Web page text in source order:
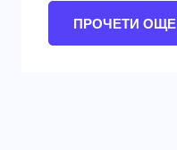
ПРОЧЕТИ ОЩЕ